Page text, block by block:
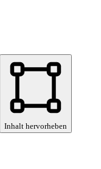
Inhalt hervorheben